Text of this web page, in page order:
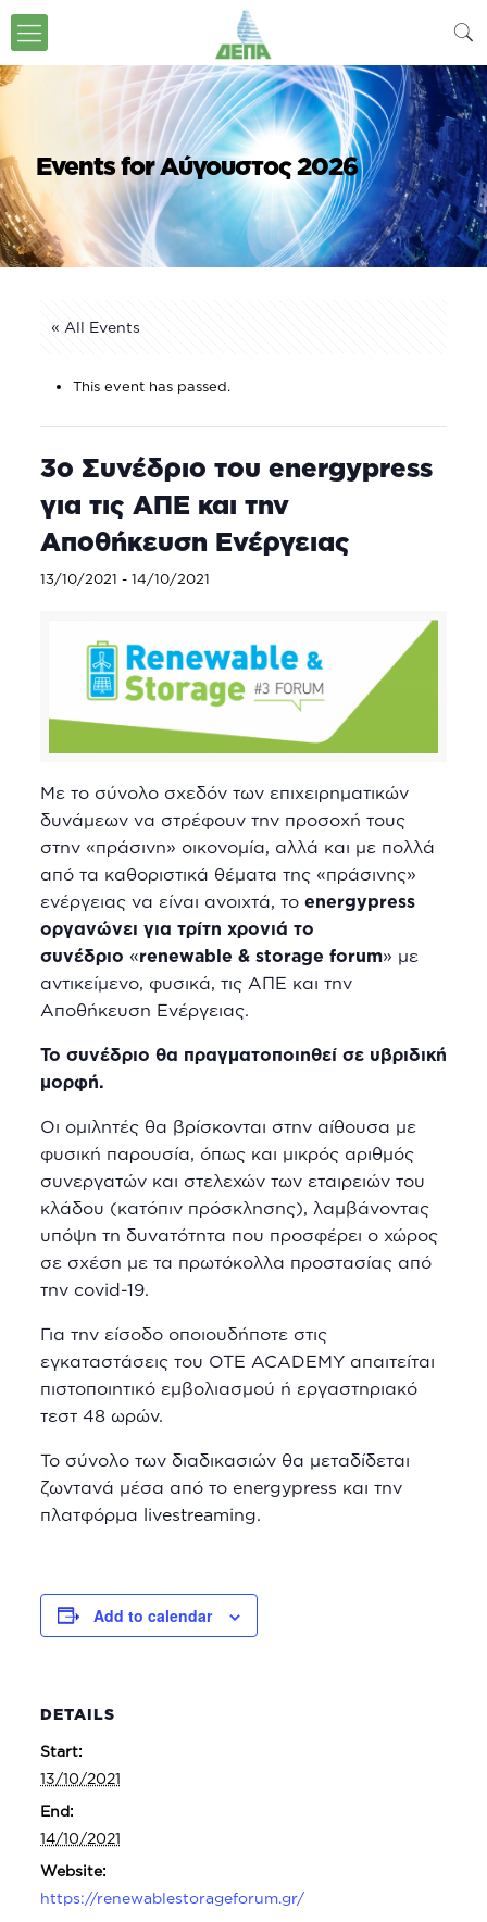
Events for Αύγουστος 2026
« All Events
This event has passed.
3ο Συνέδριο του energypress
για τις ΑΠΕ και την
Αποθήκευση Ενέργειας
13/10/2021 - 14/10/2021
Με το σύνολο σχεδόν των επιχειρηματικών
δυνάμεων να στρέφουν την προσοχή τους
στην «πράσινη» οικονομία, αλλά και με πολλά
από τα καθοριστικά θέματα της «πράσινης»
ενέργειας να είναι ανοιχτά, το energypress
οργανώνει για τρίτη χρονιά το
συνέδριο «renewable & storage forum» με
αντικείμενο, φυσικά, τις ΑΠΕ και την
Αποθήκευση Ενέργειας.
Το συνέδριο θα πραγματοποιηθεί σε υβριδική
μορφή.
Οι ομιλητές θα βρίσκονται στην αίθουσα με
φυσική παρουσία, όπως και μικρός αριθμός
συνεργατών και στελεχών των εταιρειών του
κλάδου (κατόπιν πρόσκλησης), λαμβάνοντας
υπόψη τη δυνατότητα που προσφέρει ο χώρος
σε σχέση με τα πρωτόκολλα προστασίας από
την covid-19.
Για την είσοδο οποιουδήποτε στις
εγκαταστάσεις του OTE ACADEMY απαιτείται
πιστοποιητικό εμβολιασμού ή εργαστηριακό
τεστ 48 ωρών.
Το σύνολο των διαδικασιών θα μεταδίδεται
ζωντανά μέσα από το energypress και την
πλατφόρμα livestreaming.
Add to calendar
DETAILS
Start:
13/10/2021
End:
14/10/2021
Website:
https://renewablestorageforum.gr/